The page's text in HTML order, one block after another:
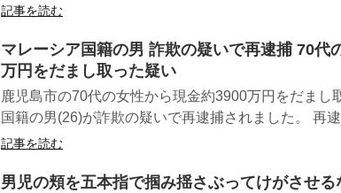
記事を読む
マレーシア国籍の男 詐欺の疑いで再逮捕 70代
万円をだまし取った疑い
鹿児島市の70代の女性から現金約3900万円をだまし
国籍の男(26)が詐欺の疑いで再逮捕されました。 再
記事を読む
男児の頬を五本指で掴み揺さぶってけがさせ